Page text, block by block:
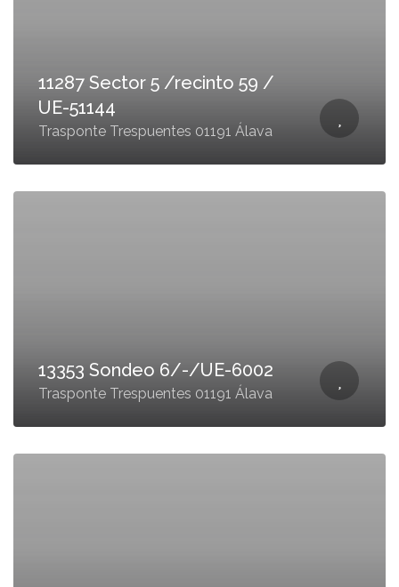
11287 Sector 5 /recinto 59 /
UE-51144
Trasponte Trespuentes 01191 Álava
13353 Sondeo 6/-/UE-6002
Trasponte Trespuentes 01191 Álava